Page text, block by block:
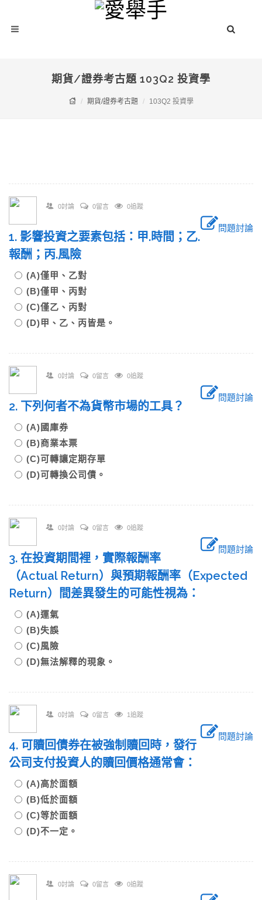
期貨/證券考古題 103Q2 投資學
期貨/證券考古題 103Q2 投資學
0討論 0留言 0追蹤
問題討論
1. 影響投資之要素包括：甲.時間；乙.
報酬；丙.風險
(A)僅甲、乙對
(B)僅甲、丙對
(C)僅乙、丙對
(D)甲、乙、丙皆是。
0討論 0留言 0追蹤
問題討論
2. 下列何者不為貨幣市場的工具？
(A)國庫券
(B)商業本票
(C)可轉讓定期存單
(D)可轉換公司債。
0討論 0留言 0追蹤
問題討論
3. 在投資期間裡，實際報酬率
（Actual Return）與預期報酬率（Expected
Return）間差異發生的可能性視為：
(A)運氣
(B)失誤
(C)風險
(D)無法解釋的現象。
0討論 0留言 1追蹤
問題討論
4. 可贖回債券在被強制贖回時，發行
公司支付投資人的贖回價格通常會：
(A)高於面額
(B)低於面額
(C)等於面額
(D)不一定。
0討論 0留言 0追蹤